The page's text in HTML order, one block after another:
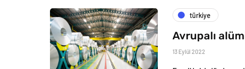
türkiye
Avrupalı
13 Eylül 2022